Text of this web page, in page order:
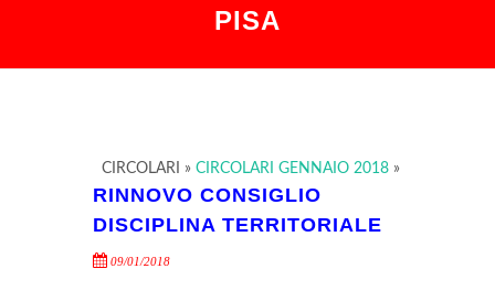
PISA
CIRCOLARI » CIRCOLARI GENNAIO 2018 »
RINNOVO CONSIGLIO
DISCIPLINA TERRITORIALE
09/01/2018